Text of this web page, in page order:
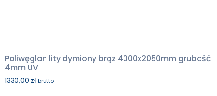
Poliwęglan lity dymiony brąz 4000x2050mm grubość
4mm UV
1330,00 zł brutto